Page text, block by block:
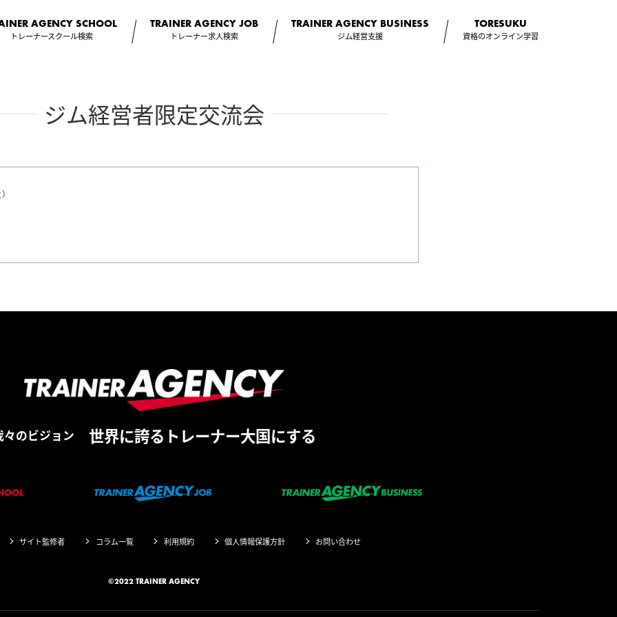
AGENCY SCHOOL
トレーナースクール検索
TRAINER AGENCYJOB
トレーナー求人検索
TRAINER AGENCY BUSINESS
ジム経営支援
TORESUKU
資格のオンライン学習
ジム経営者限定交流会
々のビジョン 世界に誇るトレーナー大国にする
サイト監修者 コラム一覧 利用規約 個人情報保護方針 お問い合わせ
©2022 TRAINER AGENCY